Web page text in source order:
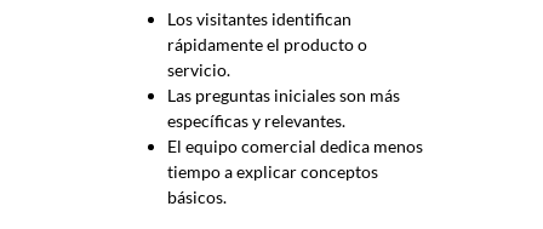
Los visitantes identifican
rápidamente el producto o
servicio.
Las preguntas iniciales son más
específicas y relevantes.
El equipo comercial dedica menos
tiempo a explicar conceptos
básicos.